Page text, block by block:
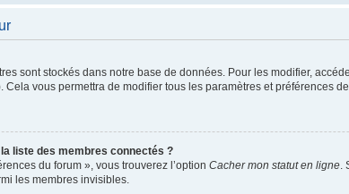
sont stockés dans notre base de données. Pour les modifier,
vous permettra de modifier tous les paramètres et préférences de
liste des membres connectés ?
du forum », vous trouverez l’option Cacher mon statut en ligne
les membres invisibles.